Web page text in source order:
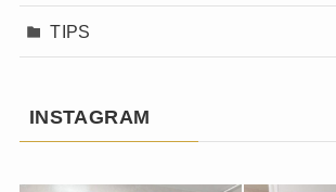
TIPS
INSTAGRAM